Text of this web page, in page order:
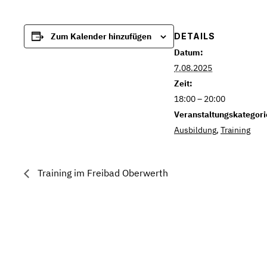
Zum Kalender hinzufügen DETAILS
Datum:
7.08.2025
Zeit:
18:00 – 20:00
Ausbildung, Training
Training im Freibad Oberwerth